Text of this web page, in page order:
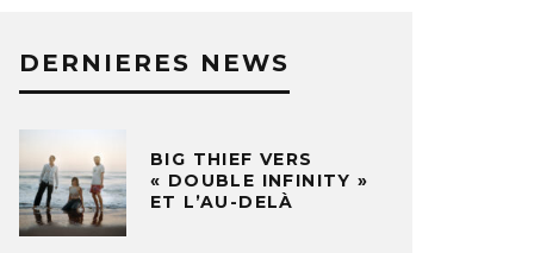
DERNIERES NEWS
BIG THIEF VERS
« DOUBLE INFINITY »
ET L’AU-DELÀ